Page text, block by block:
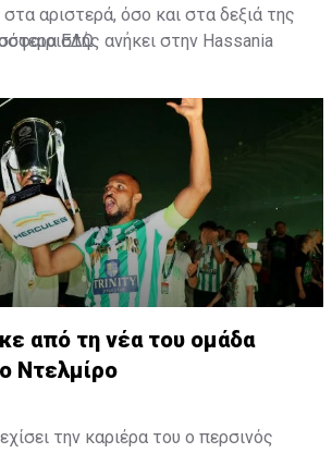
αριστερά, όσο και στα δεξιά της
ανήκει στην Hassania
ΕΔΩ.
από τη νέα του ομάδα
Ντελμίρο
την καριέρα του ο περσινός